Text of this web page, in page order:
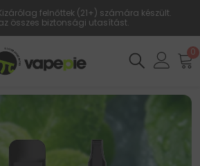
Kizárólag felnőttek (21+) számára készült.
összes biztonsági utasítást.
0